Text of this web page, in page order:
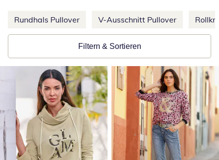
Weitere Kategorien überspringen
Rundhals Pullover V-Ausschnitt Pullover
Filtern & Sortieren